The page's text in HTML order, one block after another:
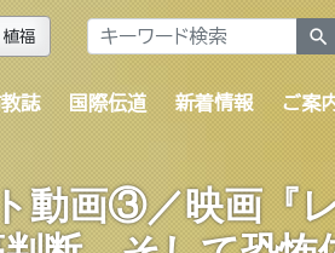
植福 search
誌 国際伝道 新着情報 ご案
動画③／映画『